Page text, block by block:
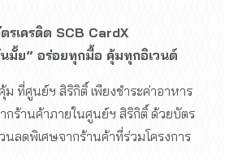
เครดิต SCB CardX
มั้ย” อร่อยทุกมื้อ คุ้มทุกอิเวนต์
ที่ศูนย์ฯ สิริกิติ์ เพียงชำระค่าอาหาร
กร้านค้าภายในศูนย์ฯ สิริกิติ์ ด้วยบัตร
นลดพิเศษจากร้านค้าที่ร่วมโครงการ